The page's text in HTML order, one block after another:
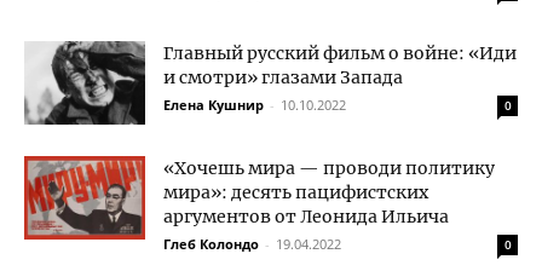
Главный русский фильм о войне: «Иди
и смотри» глазами Запада
Елена Кушнир - 10.10.2022 0
«Хочешь мира — проводи политику
мира»: десять пацифистских
аргументов от Леонида Ильича
Глеб Колондо - 19.04.2022 0